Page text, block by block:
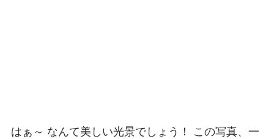
はぁ～ なんて美しい光景でしょう！ この写真、一